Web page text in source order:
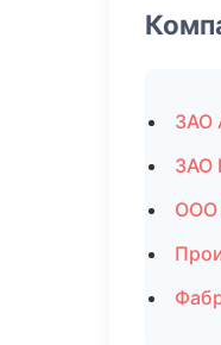
ЗАО
ЗАО
ООО